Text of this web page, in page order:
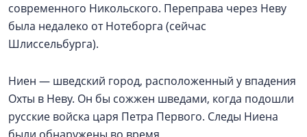
современного Никольского. Переправа через Неву
была недалеко от Нотеборга (сейчас
Шлиссельбурга).
Ниен — шведский город, расположенный у впадения
Охты в Неву. Он бы сожжен шведами, когда подошли
русские войска царя Петра Первого. Следы Ниена